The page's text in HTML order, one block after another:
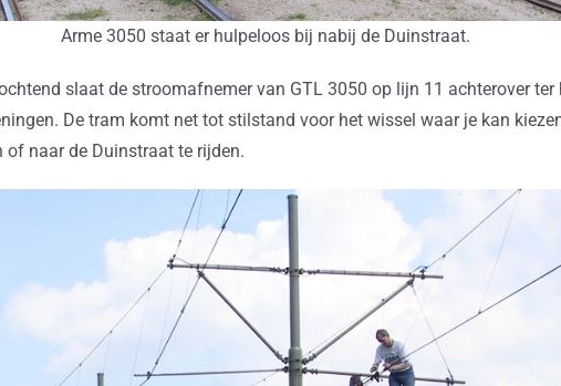
Arme 3050 staat er hulpeloos bij nabij de Duinstraat.
slaat de stroomafnemer van GTL 3050 op lijn 11 achterover ter
De tram komt net tot stilstand voor het wissel waar je kan
of naar de Duinstraat te rijden.